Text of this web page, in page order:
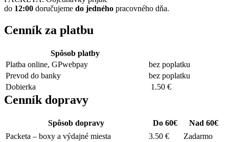
do 12:00 doručujeme do jedného pracovného dňa.
Cenník za platbu
Spôsob platby
Platba online, GPwebpay
bez poplatku
Prevod do banky
bez poplatku
Dobierka
1.50 €
Cenník dopravy
Spôsob dopravy Do 60€
Nad 60€
Packeta – boxy a výdajné miesta
3.50 €
Zadarmo